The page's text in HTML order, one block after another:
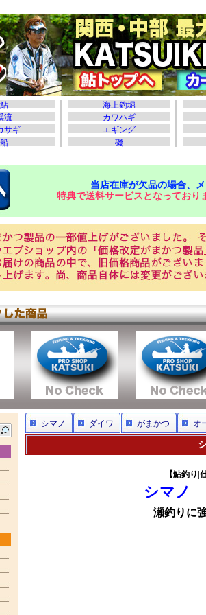
当店在庫が欠品の場合、
特典で送料サービスとなっており
シマノ ダイワ がまかつ オ
【鮎釣
シマノ
瀬釣りに